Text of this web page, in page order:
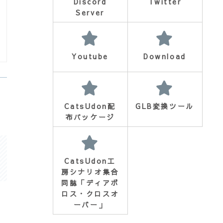
Server
Youtube Download
CatsUdon配
布パッケージ
GLB変換ツール
CatsUdon工
房シナリオ集合
同誌「ディアボ
ロス・クロスオ
ーバー」